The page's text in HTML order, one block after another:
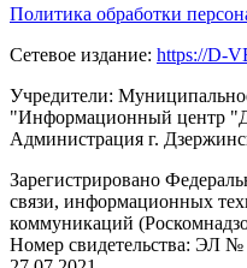
Политика обработки
Сетевое издание: https://D-
Учредители:
"Информационный центр
Администрация г.
Зарегистрировано
связи, информационных
коммуникаций
Номер свидетельства: ЭЛ